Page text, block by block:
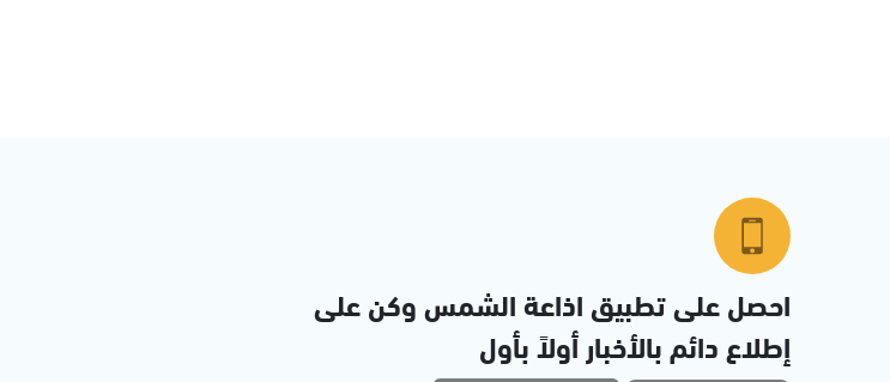
احصل على تطبيق اذاعة الشمس وكن على
إطلاع دائم بالأخبار أولاً بأول